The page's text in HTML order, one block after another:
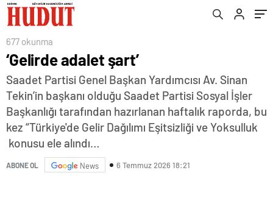
677 okunma
‘Gelirde adalet şart’
Saadet Partisi Genel Başkan Yardımcısı Av. Sinan
Tekin’in başkanı olduğu Saadet Partisi Sosyal İşler
Başkanlığı tarafından hazırlanan haftalık raporda, bu
kez “Türkiye'de Gelir Dağılımı Eşitsizliği ve Yoksulluk
konusu ele alındı…
ABONE OL News 6 Temmuz 2026 18:21